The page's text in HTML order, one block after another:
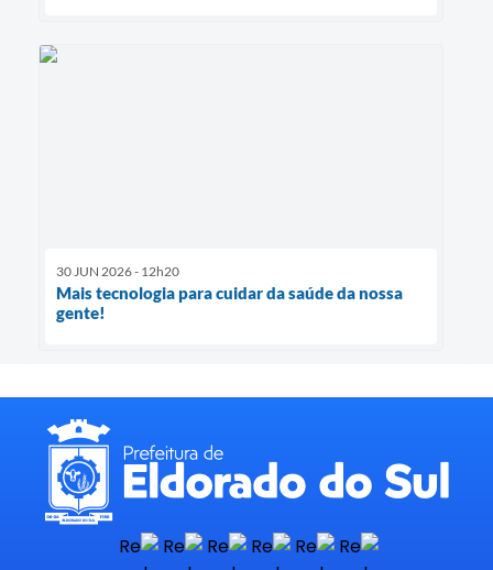
30 JUN 2026 - 12h20
Mais tecnologia para cuidar da saúde da nossa
gente!